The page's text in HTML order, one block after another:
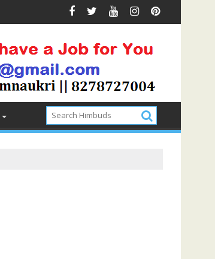
How to Pick the Best Memory Foam Mattress